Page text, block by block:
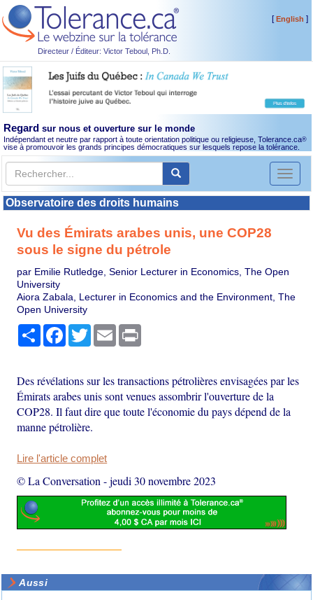
Directeur / Éditeur: Victor Teboul, Ph.D.
[English ]
Regard sur nous et ouverture sur le monde
Indépendant et neutre par rapport à toute orientation politique ou religieuse, Tolerance.ca®
vise à promouvoir les grands principes démocratiques sur lesquels repose la tolérance.
Toggle
Observatoire des droits humains
Vu des Émirats arabes unis, une COP28
sous le signe du pétrole
par Emilie Rutledge, Senior Lecturer in Economics, The Open
University
Aiora Zabala, Lecturer in Economics and the Environment, The
Open University
PartagerFacebook
TwitterEmail
Des révélations sur les transactions pétrolières envisagées par les
Émirats arabes unis sont venues assombrir l'ouverture de la
COP28. Il faut dire que toute l'économie du pays dépend de la
manne pétrolière.
Lire l'article complet
© La Conversation -jeudi 30 novembre 2023
Aussi